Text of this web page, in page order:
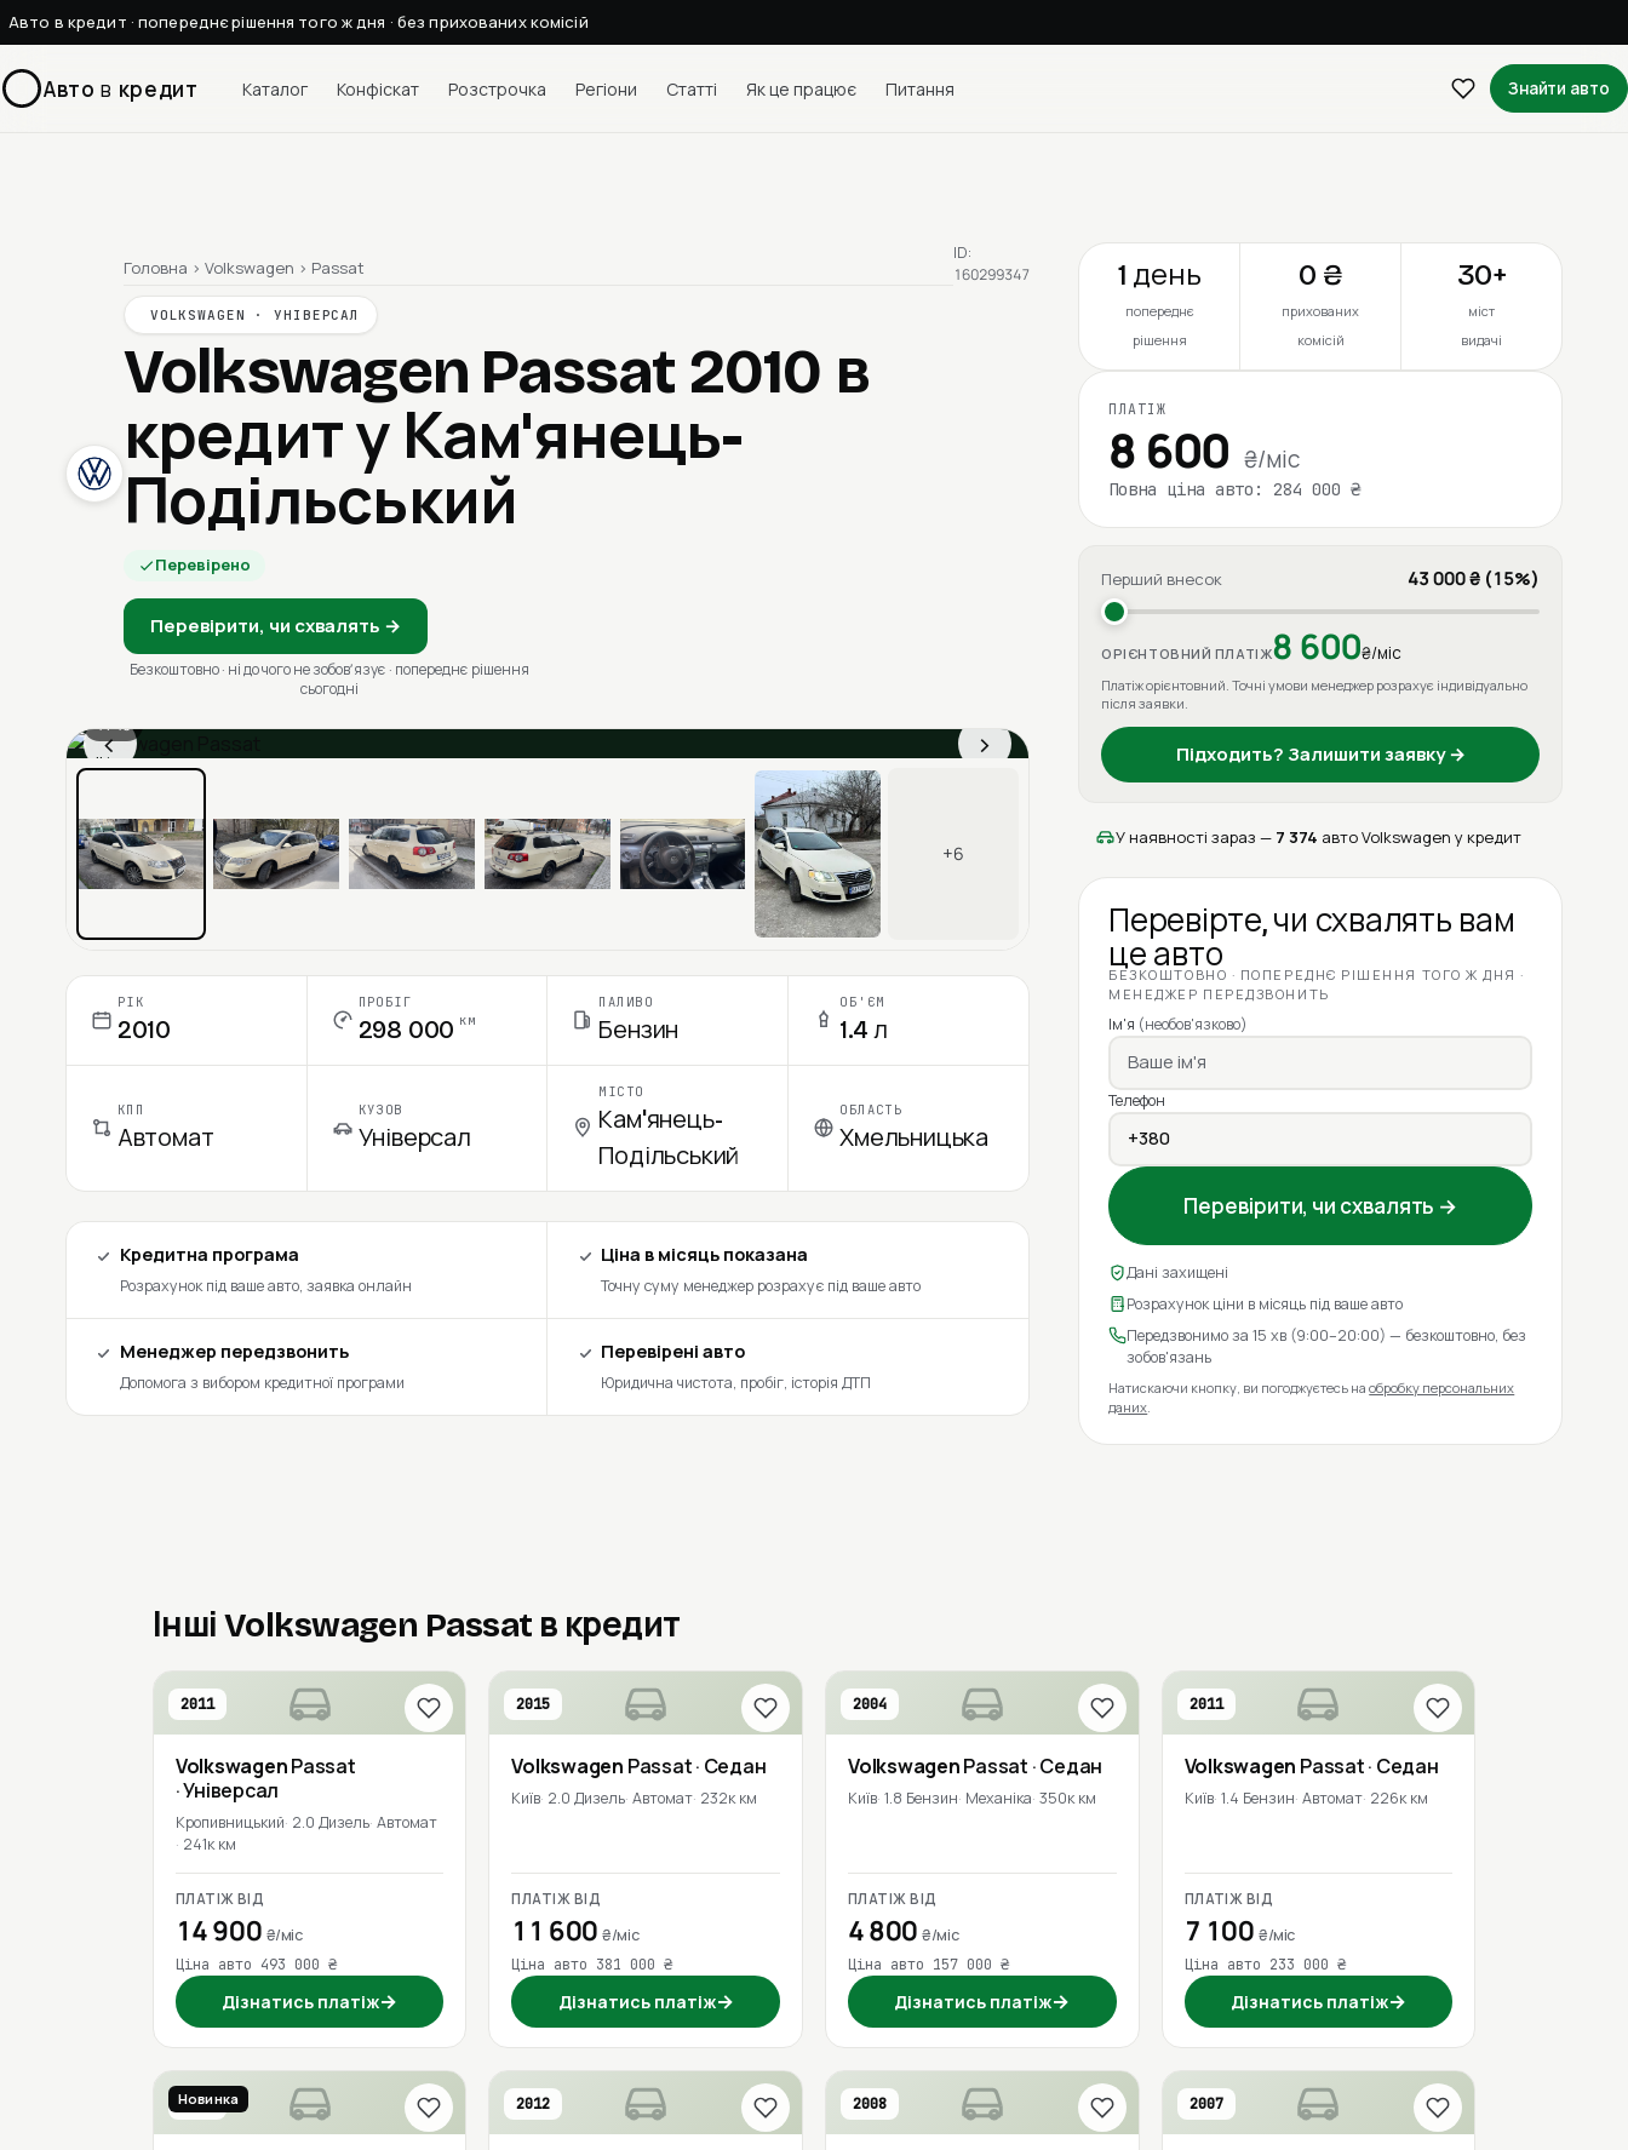
Авто в кредит · попереднє рішення того ж дня · без прихованих комісій
Авто в кредит Каталог Конфіскат Розстрочка Регіони Статті Як це працює Питання Знайти авто
Головна › Volkswagen › Passat
VOLKSWAGEN · УНІВЕРСАЛ
Volkswagen Passat 2010 в
кредит у Кам'янець-
Подільський
Перевірено
Перевірити, чи схвалять →
Безкоштовно · ні до чого не зобовʼязує · попереднє рішення
сьогодні
ID:
160299347
‹ ›
1 / 13
Ціна в місяць
+6
РІК
2010
ПРОБІГ
298 000 км
ПАЛИВО
Бензин
ОБ'ЄМ
1.4 л
КПП
Автомат
КУЗОВ
Універсал
МІСТО
Кам'янець-
Подільський
ОБЛАСТЬ
Хмельницька
Кредитна програма
Розрахунок під ваше авто, заявка онлайн
Ціна в місяць показана
Точну суму менеджер розрахує під ваше авто
Менеджер передзвонить
Допомога з вибором кредитної програми
Перевірені авто
Юридична чистота, пробіг, історія ДТП
1 день
попереднє
рішення
0 ₴
прихованих
комісій
30+
міст
видачі
ПЛАТІЖ
8 600 ₴/міс
Повна ціна авто: 284 000 ₴
Перший внесок 43 000 ₴ (15%)
ОРІЄНТОВНИЙ ПЛАТІЖ8 600₴/міс
Платіж орієнтовний. Точні умови менеджер розрахує індивідуально
після заявки.
Підходить? Залишити заявку →
У наявності зараз — 7 374 авто Volkswagen у кредит
Перевірте, чи схвалять вам
це авто
БЕЗКОШТОВНО · ПОПЕРЕДНЄ РІШЕННЯ ТОГО Ж ДНЯ ·
МЕНЕДЖЕР ПЕРЕДЗВОНИТЬ
Ім'я (необов'язково)
Телефон
Перевірити, чи схвалять →
Дані захищені
Розрахунок ціни в місяць під ваше авто
Передзвонимо за 15 хв (9:00–20:00) — безкоштовно, без
зобов'язань
Натискаючи кнопку, ви погоджуєтесь наобробку персональних
даних
Інші Volkswagen Passat в кредит
2011
VolkswagenPassat
· Універсал
Кропивницький 2.0 Дизель Автомат
241к км
ПЛАТІЖ ВІД
14 900 ₴/міс
Ціна авто 493 000 ₴
Дізнатись платіж→
2015
Volkswagen Passat· Седан
Київ 2.0 Дизель Автомат 232к км
ПЛАТІЖ ВІД
11 600₴/міс
Ціна авто 381 000 ₴
Дізнатись платіж→
2004
VolkswagenPassat · Седан
Київ 1.8 Бензин Механіка 350к км
ПЛАТІЖ ВІД
4 800₴/міс
Ціна авто 157 000 ₴
Дізнатись платіж→
2011
Volkswagen Passat· Седан
Київ 1.4 Бензин Автомат 226к км
ПЛАТІЖ ВІД
7 100 ₴/міс
Ціна авто 233 000 ₴
Дізнатись платіж→
2020
Новинка 2012 2008 2007